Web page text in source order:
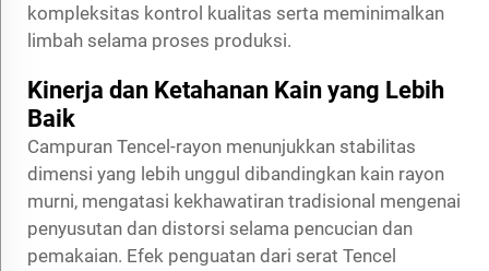
kompleksitas kontrol kualitas serta meminimalkan
limbah selama proses produksi.
Kinerja dan Ketahanan Kain yang Lebih
Baik
Campuran Tencel-rayon menunjukkan stabilitas
dimensi yang lebih unggul dibandingkan kain rayon
murni, mengatasi kekhawatiran tradisional mengenai
penyusutan dan distorsi selama pencucian dan
pemakaian. Efek penguatan dari serat Tencel